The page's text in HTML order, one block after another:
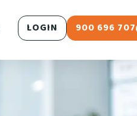
LOGIN 900 696 707